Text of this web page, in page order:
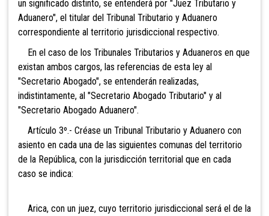
un significado distinto, se entenderá por "Juez Tributario y
Aduanero", el titular del Tribunal Tributario y Aduanero
correspondiente al territorio jurisdiccional respectivo.
En el caso de los Tribunales Tributarios y Aduaneros en que
existan ambos cargos, las referencias de esta ley al
"Secretario Abogado", se entenderán realizadas,
indistintamente, al "Secretario Abogado Tributario" y al
"Secretario Abogado Aduanero".
Artículo 3º.- Créase un Tribunal Tributario y Aduanero con
asiento en cada una de las siguientes comunas del territorio
de la República, con la jurisdicción territorial que en cada
caso se indica:
Arica, con un juez, cuyo territorio jurisdiccional será el de la